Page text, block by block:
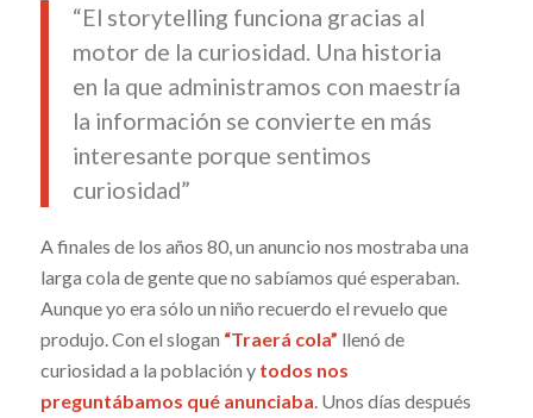
“El storytelling funciona gracias al
motor de la curiosidad. Una historia
en la que administramos con maestría
la información se convierte en más
interesante porque sentimos
curiosidad”
A finales de los años 80, un anuncio nos mostraba una
larga cola de gente que no sabíamos qué esperaban.
Aunque yo era sólo un niño recuerdo el revuelo que
produjo. Con el slogan “Traerá cola” llenó de
curiosidad a la población y todos nos
preguntábamos qué anunciaba . Unos días después